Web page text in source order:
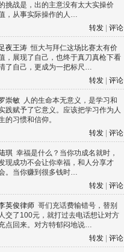
挑战是，出的主意没有太大实操价
，从事实际操作的人…
转发
评论
夜王涛 恒大与拜仁这场比赛太有价
，展现了自己，也终于真刀真枪下看
了自己，更成为一把标尺…
转发
评论
崇敏 人的生命本无意义，是学习和
践赋予了它意义。应该把学习作为人
的习惯和信仰。
转发
评论
琪 幸福是什么？当你功成名就时，
现成功不会让你幸福，和人分享才
。当你赚到很多钱时…
转发
评论
英俊律师 哥们充话费输错号，替别
人交了100元，就打过去电话想让对方
点回来。对方特郁闷地说…
转发
评论